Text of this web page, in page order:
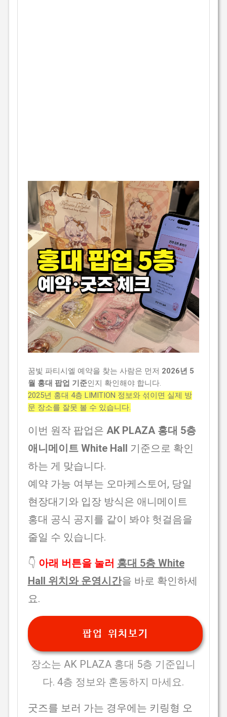
꿈빛 파티시엘 예약을 찾는 사람은 먼저 2026년 5
월 홍대 팝업 기준인지 확인해야 합니다.
2025년 홍대 4층 LIMITION 정보와 섞이면 실제 방
문 장소를 잘못 볼 수 있습니다.
이번 원작 팝업은 AK PLAZA 홍대 5층
애니메이트 White Hall 기준으로 확인
하는 게 맞습니다.
예약 가능 여부는 오마케스토어, 당일
현장대기와 입장 방식은 애니메이트
홍대 공식 공지를 같이 봐야 헛걸음을
줄일 수 있습니다.
👇 아래 버튼을 눌러 홍대 5층 White
Hall 위치와 운영시간을 바로 확인하세
요.
팝업 위치보기
장소는 AK PLAZA 홍대 5층 기준입니
다. 4층 정보와 혼동하지 마세요.
굿즈를 보러 가는 경우에는 키링형 오